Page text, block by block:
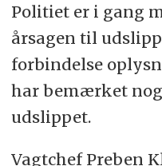
Politiet er i gang
årsagen til
forbindelse
har bemærket
udslippet.
Vagtchef Preben